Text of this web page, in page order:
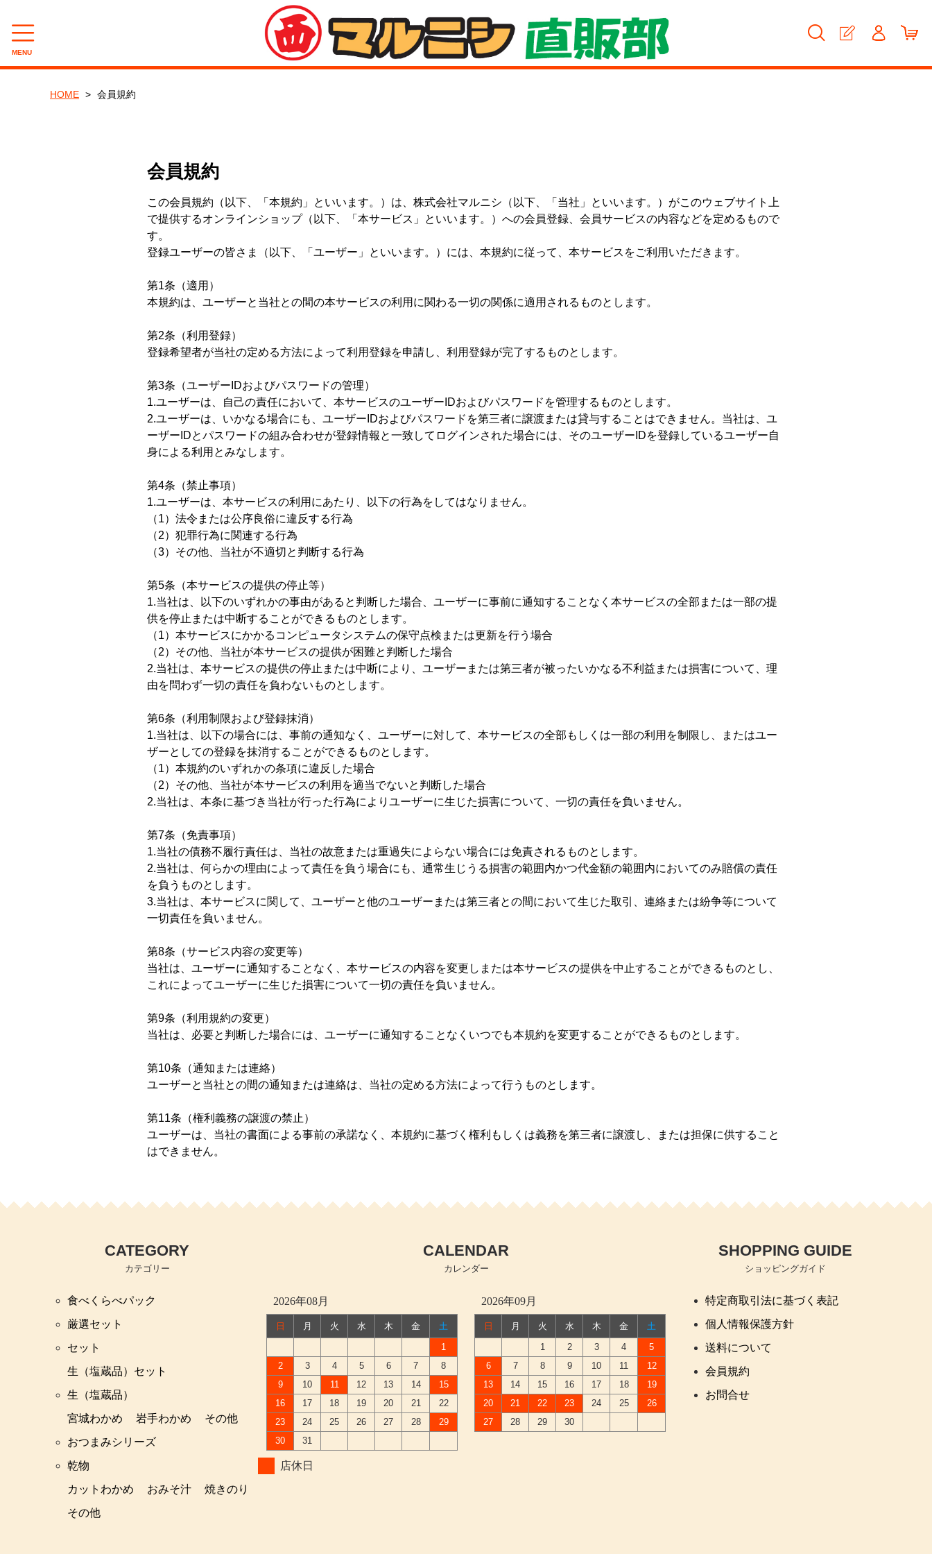
MENU
HOME 会員規約
会員規約
この会員規約（以下、「本規約」といいます。）は、株式会社マルニシ（以下、「当社」といいます。）がこのウェブサイト上
で提供するオンラインショップ（以下、「本サービス」といいます。）への会員登録、会員サービスの内容などを定めるもので
す。
登録ユーザーの皆さま（以下、「ユーザー」といいます。）には、本規約に従って、本サービスをご利用いただきます。
第1条（適用）
本規約は、ユーザーと当社との間の本サービスの利用に関わる一切の関係に適用されるものとします。
第2条（利用登録）
登録希望者が当社の定める方法によって利用登録を申請し、利用登録が完了するものとします。
第3条（ユーザーIDおよびパスワードの管理）
1.ユーザーは、自己の責任において、本サービスのユーザーIDおよびパスワードを管理するものとします。
2.ユーザーは、いかなる場合にも、ユーザーIDおよびパスワードを第三者に譲渡または貸与することはできません。当社は、ユ
ーザーIDとパスワードの組み合わせが登録情報と一致してログインされた場合には、そのユーザーIDを登録しているユーザー自
身による利用とみなします。
第4条（禁止事項）
1.ユーザーは、本サービスの利用にあたり、以下の行為をしてはなりません。
（1）法令または公序良俗に違反する行為
（2）犯罪行為に関連する行為
（3）その他、当社が不適切と判断する行為
第5条（本サービスの提供の停止等）
1.当社は、以下のいずれかの事由があると判断した場合、ユーザーに事前に通知することなく本サービスの全部または一部の提
供を停止または中断することができるものとします。
（1）本サービスにかかるコンピュータシステムの保守点検または更新を行う場合
（2）その他、当社が本サービスの提供が困難と判断した場合
2.当社は、本サービスの提供の停止または中断により、ユーザーまたは第三者が被ったいかなる不利益または損害について、理
由を問わず一切の責任を負わないものとします。
第6条（利用制限および登録抹消）
1.当社は、以下の場合には、事前の通知なく、ユーザーに対して、本サービスの全部もしくは一部の利用を制限し、またはユー
ザーとしての登録を抹消することができるものとします。
（1）本規約のいずれかの条項に違反した場合
（2）その他、当社が本サービスの利用を適当でないと判断した場合
2.当社は、本条に基づき当社が行った行為によりユーザーに生じた損害について、一切の責任を負いません。
第7条（免責事項）
1.当社の債務不履行責任は、当社の故意または重過失によらない場合には免責されるものとします。
2.当社は、何らかの理由によって責任を負う場合にも、通常生じうる損害の範囲内かつ代金額の範囲内においてのみ賠償の責任
を負うものとします。
3.当社は、本サービスに関して、ユーザーと他のユーザーまたは第三者との間において生じた取引、連絡または紛争等について
一切責任を負いません。
第8条（サービス内容の変更等）
当社は、ユーザーに通知することなく、本サービスの内容を変更しまたは本サービスの提供を中止することができるものとし、
これによってユーザーに生じた損害について一切の責任を負いません。
第9条（利用規約の変更）
当社は、必要と判断した場合には、ユーザーに通知することなくいつでも本規約を変更することができるものとします。
第10条（通知または連絡）
ユーザーと当社との間の通知または連絡は、当社の定める方法によって行うものとします。
第11条（権利義務の譲渡の禁止）
ユーザーは、当社の書面による事前の承諾なく、本規約に基づく権利もしくは義務を第三者に譲渡し、または担保に供すること
はできません。
CATEGORY
カテゴリー
食べくらべパック
厳選セット
セット
生（塩蔵品）セット
生（塩蔵品）
宮城わかめ
岩手わかめ
その他
おつまみシリーズ
乾物
カットわかめ
おみそ汁
焼きのり
その他
CALENDAR
カレンダー
2026年08月
日 月 火 水 木 金
土
1
2
3 4 5 6 7
8
9
10 11 12 13 14
15
16
17 18 19 20 21
22
23
24 25 26 27 28
29
30
31
2026年09月
日 月 火 水 木 金
土
1
2 3 4
5
6
7 8 9 10 11
12
13
14 15 16 17 18
19
20
21 22 23 24 25
26
27
28 29 30
店休日
SHOPPING GUIDE
ショッピングガイド
特定商取引法に基づく表記
個人情報保護方針
送料について
会員規約
お問合せ